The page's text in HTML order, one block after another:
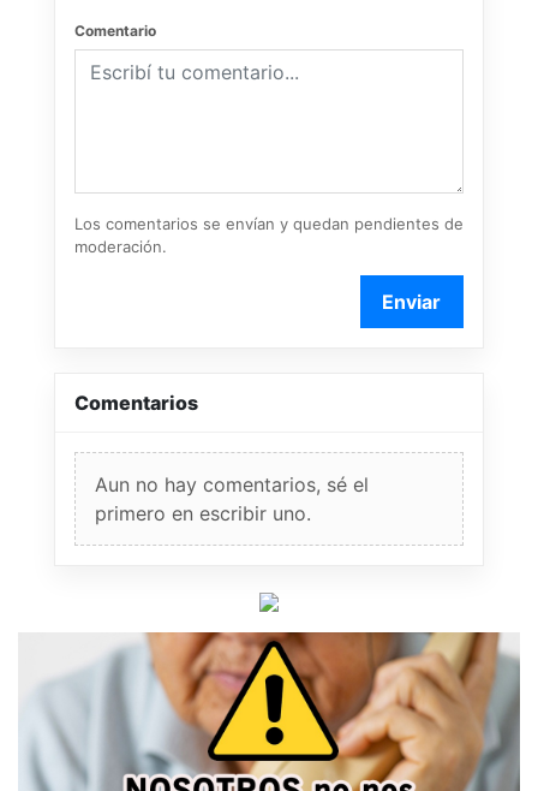
Comentario
Los comentarios se envían y quedan pendientes de
moderación.
Enviar
Comentarios
Aun no hay comentarios, sé el
primero en escribir uno.